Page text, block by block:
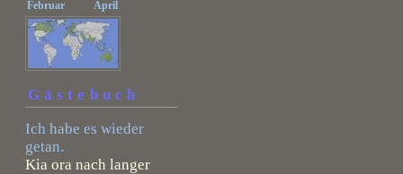
Februar April
Gästebuch
Ich habe es wieder
getan.
Kia ora nach langer